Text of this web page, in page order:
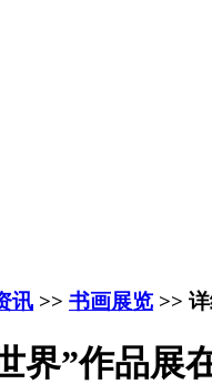
讯 >> 书画展览 >>
界”作品展